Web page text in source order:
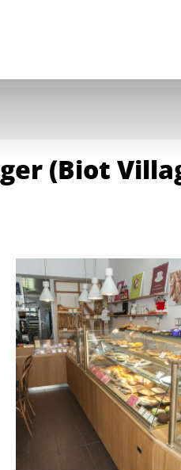
(Biot